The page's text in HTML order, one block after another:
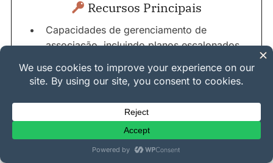
Recursos Principais
Capacidades de gerenciamento de
associação, incluindo planos escalonados
Controles de acesso a conteúdo para
restringir downloads
Crie evenda cursos online
Processo de checkout personalizável com
integrações de múltiplos gateways de
pagamento